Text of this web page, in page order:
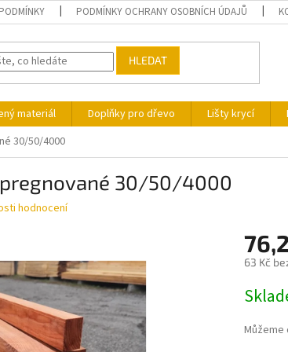
PODMÍNKY OCHRANY OSOBNÍCH ÚDAJŮ
HLEDAT
materiál Doplňky pro dřevo Lišty krycí
30/50/4000
30/50/4000
hodnocení
63 Kč
cena:
Můžeme